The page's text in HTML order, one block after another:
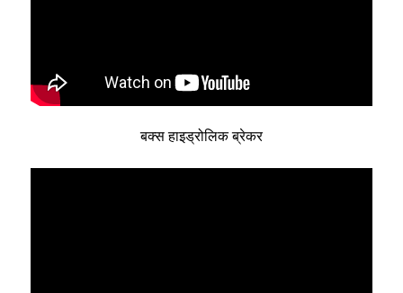
बक्स हाइड्रोलिक ब्रेकर